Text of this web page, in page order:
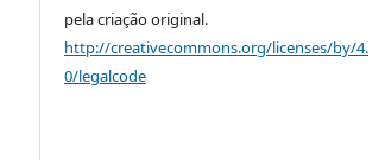
pela criação original.
http://creativecommons.org/licenses/by/4.
0/legalcode